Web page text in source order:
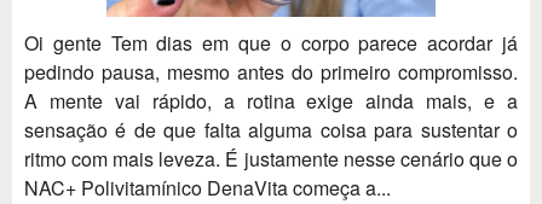
Oi gente Tem dias em que o corpo parece acordar já
pedindo pausa, mesmo antes do primeiro compromisso.
A mente vai rápido, a rotina exige ainda mais, e a
sensação é de que falta alguma coisa para sustentar o
ritmo com mais leveza. É justamente nesse cenário que o
NAC+ Polivitamínico DenaVita começa a...